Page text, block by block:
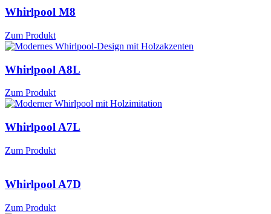
Whirlpool M8
Zum Produkt
Whirlpool A8L
Zum Produkt
Whirlpool A7L
Zum Produkt
Whirlpool A7D
Zum Produkt